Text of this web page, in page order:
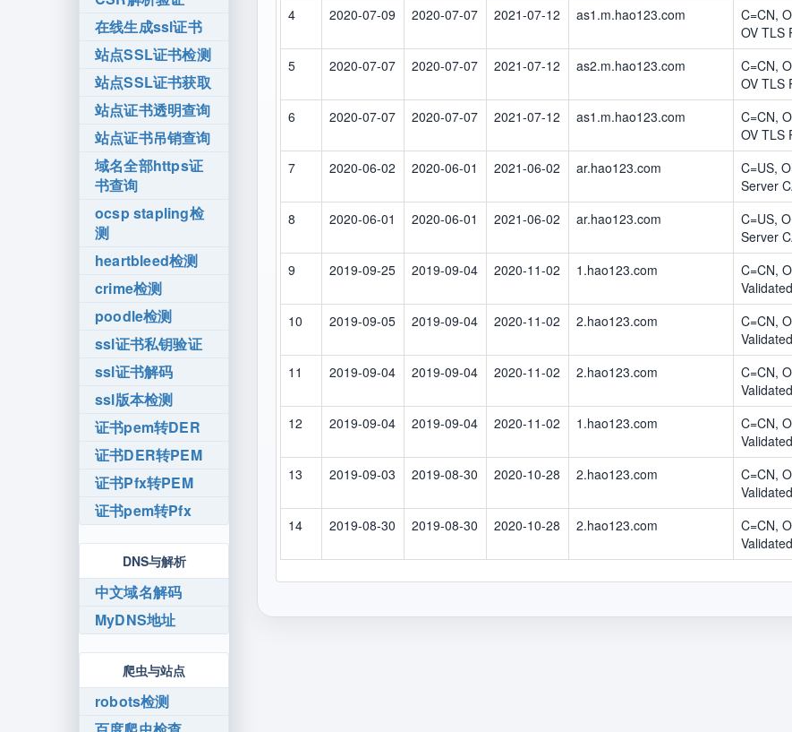
在线生成ssl证书
站点SSL证书检测
站点SSL证书获取
站点证书透明查询
站点证书吊销查询
域名全部https证
书查询
ocsp stapling检
测
heartbleed检测
crime检测
poodle检测
ssl证书私钥验证
ssl证书解码
ssl版本检测
证书pem转DER
证书DER转PEM
证书Pfx转PEM
证书pem转Pfx
DNS与解析
中文域名解码
MyDNS地址
爬虫与站点
robots检测
4 2020-07-09 2020-07-07 2021-07-12 as1.m.hao123.com
C=CN,
OV TLS
5 2020-07-07 2020-07-07 2021-07-12 as2.m.hao123.com
C=CN,
OV TLS
6 2020-07-07 2020-07-07 2021-07-12 as1.m.hao123.com
C=CN,
OV TLS
7 2020-06-02 2020-06-01 2021-06-02 ar.hao123.com
C=US,
Server
8 2020-06-01 2020-06-01 2021-06-02 ar.hao123.com
C=US,
Server
9 2019-09-25 2019-09-04 2020-11-02 1.hao123.com
C=CN,
10 2019-09-05 2019-09-04 2020-11-02 2.hao123.com
C=CN,
11 2019-09-04 2019-09-04 2020-11-02 2.hao123.com
C=CN,
12 2019-09-04 2019-09-04 2020-11-02 1.hao123.com
C=CN,
13 2019-09-03 2019-08-30 2020-10-28 2.hao123.com
C=CN,
14 2019-08-30 2019-08-30 2020-10-28 2.hao123.com
C=CN,